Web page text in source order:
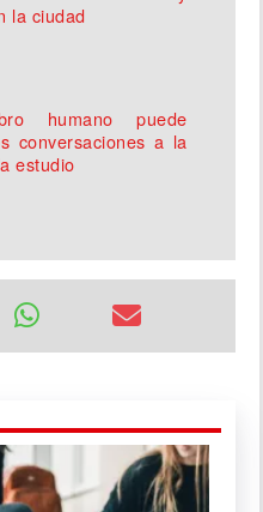
la ciudad
humano puede
conversaciones a la
estudio